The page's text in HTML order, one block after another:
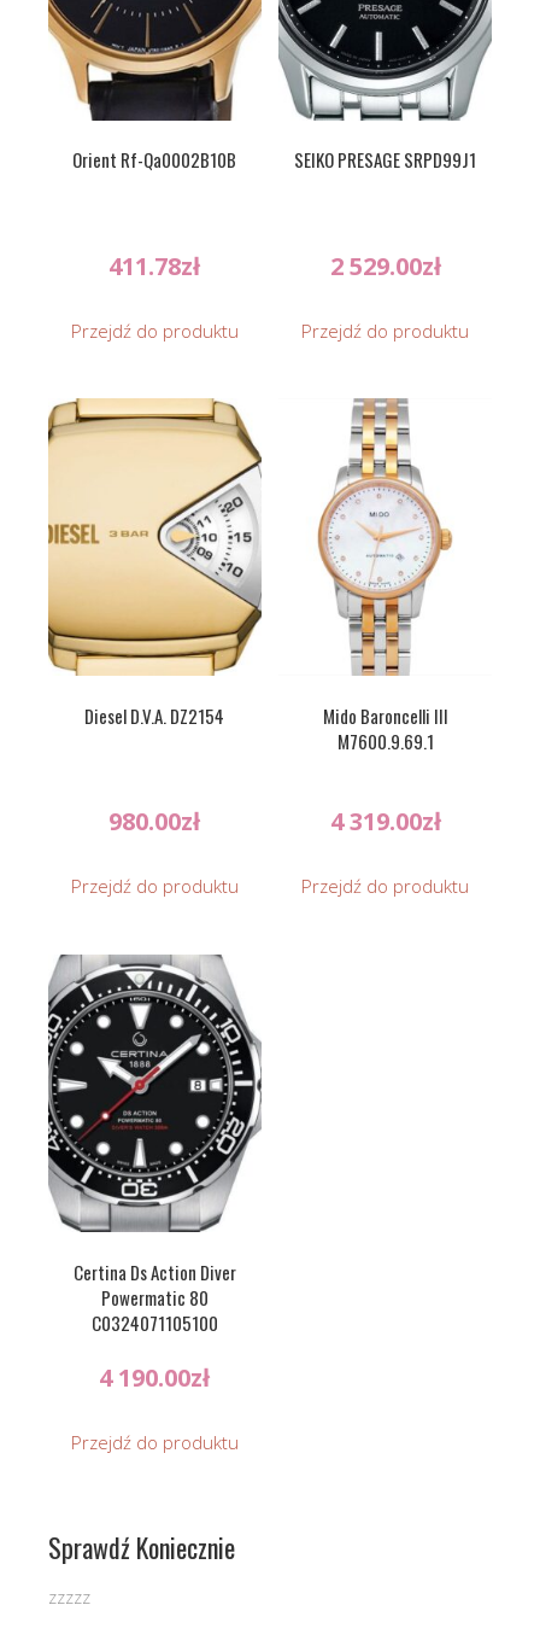
Orient Rf-Qa0002B10B
411.78zł
Przejdź do produktu
SEIKO PRESAGE SRPD99J1
2 529.00zł
Przejdź do produktu
Diesel D.V.A. DZ2154
980.00zł
Przejdź do produktu
Mido Baroncelli III
M7600.9.69.1
4 319.00zł
Przejdź do produktu
Certina Ds Action Diver
Powermatic 80
C0324071105100
4 190.00zł
Przejdź do produktu
Sprawdź Koniecznie
zzzzz